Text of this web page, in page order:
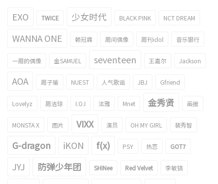
EXO TWICE 少女时代 BLACK PINK NCT DREAM
WANNA ONE 赖冠霖 周间偶像 周刊idol 音乐银行
一周的偶像 金SAMUEL seventeen 王嘉尔 Jackson
AOA 周子瑜 NUEST 人气歌谣 JBJ Gfriend
Lovelyz 周洁琼 I.O.I 泫雅 Mnet 金秀贤 画报
MONSTA X 图片 VIXX 演员 OH MY GIRL 裴秀智
G-dragon iKON f(x) PSY 热恋 GOT7
JYJ 防弹少年团 SHINee Red Velvet 李敏镐